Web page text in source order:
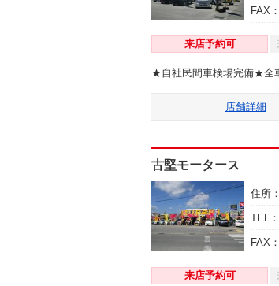
FAX：
来店予約可
★自社民間車検場完備★全
店舗詳細
古堅モータース
住所：
TEL：
FAX：
来店予約可